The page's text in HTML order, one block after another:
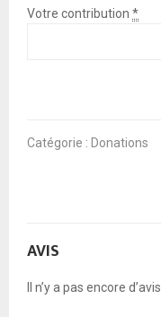
Votre contribution *
Catégorie : Donations
AVIS
Il n’y a pas encore d’avis.